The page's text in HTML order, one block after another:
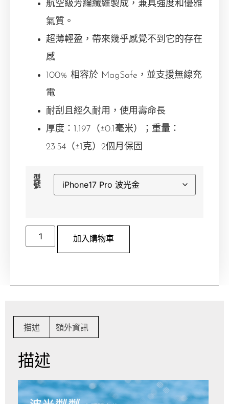
航空級芳綸纖維製成，兼具強度和優雅
氣質。
超薄輕盈，帶來幾乎感覺不到它的存在
感
100% 相容於 MagSafe，並支援無線充
電
耐刮且經久耐用，使用壽命長
厚度：1.197（±0.1毫米）；重量：
23.54（±1克） 2個月保固
型
號
加入購物車
描述 額外資訊
描述